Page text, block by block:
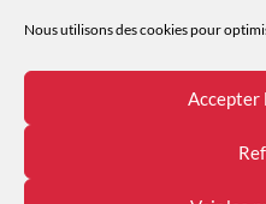
Nous utilisons des cookies pour
Accepter